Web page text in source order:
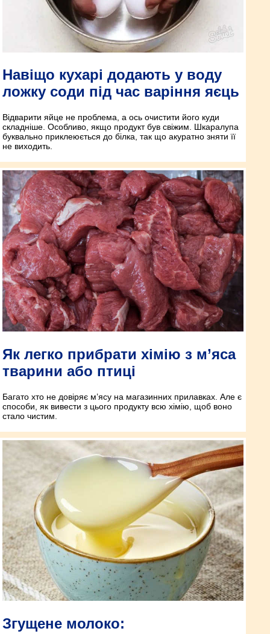
Навіщо кухарі додають у воду
ложку соди під час варіння яєць
Відварити яйце не проблема, а ось очистити його куди
складніше. Особливо, якщо продукт був свіжим. Шкаралупа
буквально приклеюється до білка, так що акуратно зняти її
не виходить.
Як легко прибрати хімію з м’яса
тварини або птиці
Багато хто не довіряє м’ясу на магазинних прилавках. Але є
способи, як вивести з цього продукту всю хімію, щоб воно
стало чистим.
Згущене молоко: